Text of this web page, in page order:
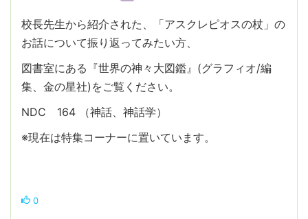
校長先生から紹介された、「アスクレピオスの杖」の
お話について振り返ってみたい方、
図書室にある『世界の神々大図鑑』(グラフィオ/編
集、金の星社)をご覧ください。
NDC 164 （神話、神話学）
※現在は特集コーナーに置いています。
0